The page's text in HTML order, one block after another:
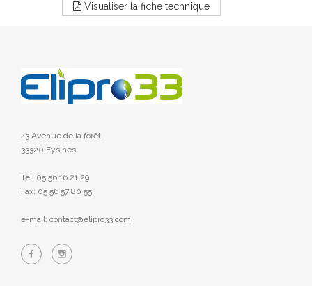
Visualiser la fiche technique
43 Avenue de la forêt
33320 Eysines
Tel: 05 56 16 21 29
Fax: 05 56 57 80 55
e-mail: contact@elipro33.com